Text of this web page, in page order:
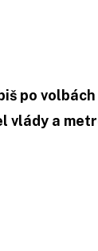
po
vlády a